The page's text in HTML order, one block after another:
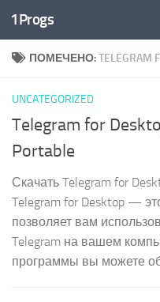
Перейти к
1Progs
ПОМЕЧЕНО:TELEGRAM
UNCATEGORIZED
Telegram for
Portable
Скачать Telegram for
Telegram for Desktop —
позволяет вам
Telegram на вашем
программы вы можете